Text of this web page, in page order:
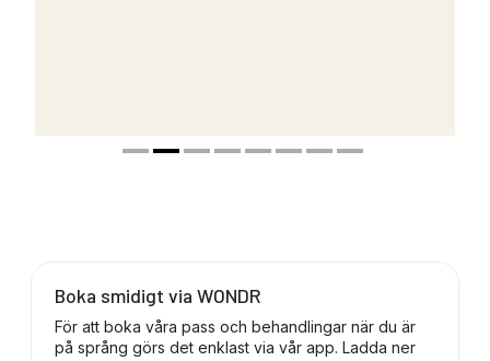
Boka smidigt via WONDR
För att boka våra pass och behandlingar när du är
på språng görs det enklast via vår app. Ladda ner